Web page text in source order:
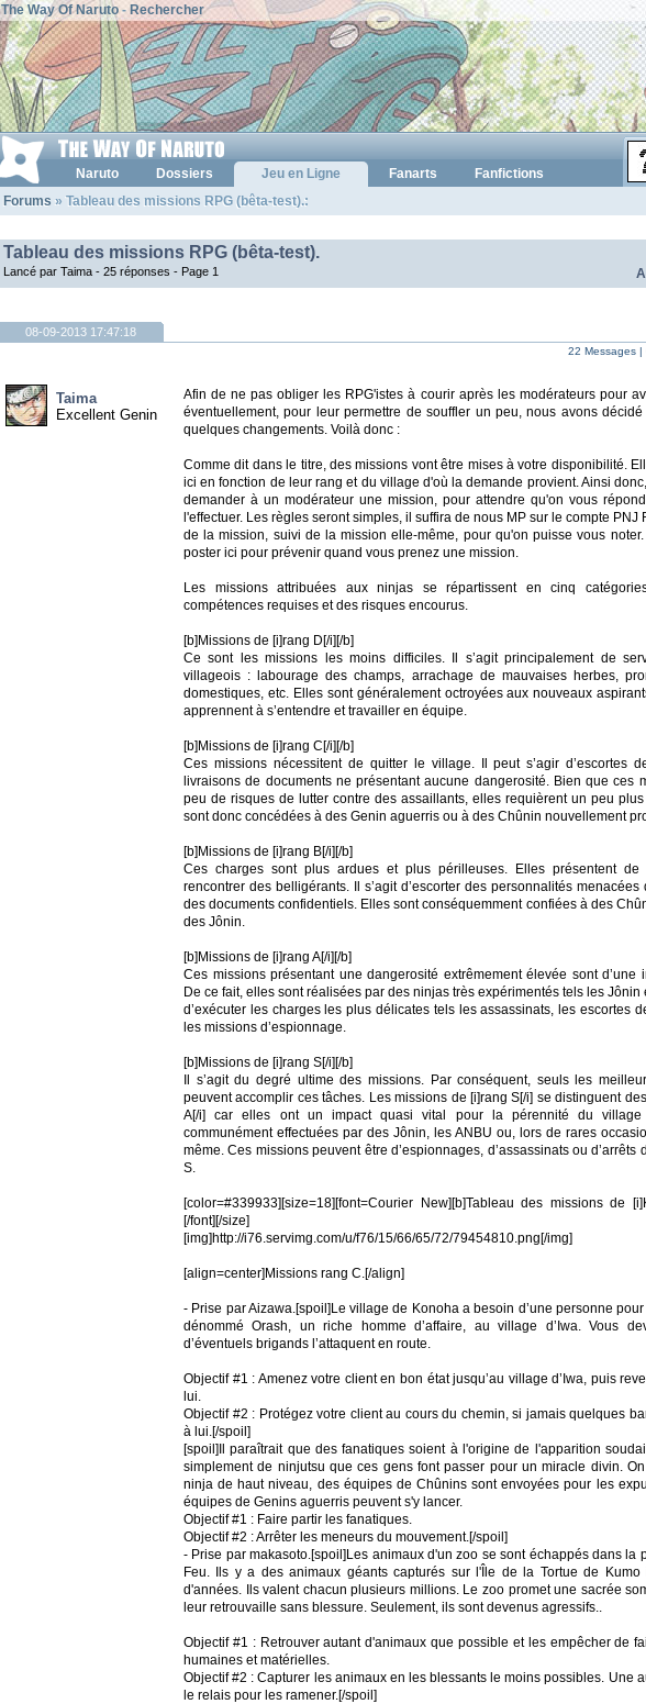
The Way Of Naruto- Rechercher
Naruto Dossiers Jeu en Ligne Fanarts
Fanfictions
Forums » Tableau des missions RPG (bêta-test).:
Tableau des missions RPG (bêta-test).
Lancé par Taima - 25 réponses - Page 1
08-09-2013 17:47:18
Taima
Excellent Genin
22 Messages |
Afin de ne pas obliger les RPG'istes à courir après les modérateurs pour
éventuellement, pour leur permettre de souffler un peu, nous avons
quelques changements. Voilà donc :
Comme dit dans le titre, des missions vont être mises à votre disponibilité.
ici en fonction de leur rang et du village d'où la demande provient. Ainsi
demander à un modérateur une mission, pour attendre qu'on vous
l'effectuer. Les règles seront simples, il suffira de nous MP sur le compte PNJ
de la mission, suivi de la mission elle-même, pour qu'on puisse vous
poster ici pour prévenir quand vous prenez une mission.
Les missions attribuées aux ninjas se répartissent en cinq
compétences requises et des risques encourus.
[b]Missions de [i]rang D[/i][/b]
Ce sont les missions les moins difficiles. Il s’agit principalement de
villageois : labourage des champs, arrachage de mauvaises herbes,
domestiques, etc. Elles sont généralement octroyées aux nouveaux
apprennent à s’entendre et travailler en équipe.
[b]Missions de [i]rang C[/i][/b]
Ces missions nécessitent de quitter le village. Il peut s’agir d’escortes
livraisons de documents ne présentant aucune dangerosité. Bien que ces
peu de risques de lutter contre des assaillants, elles requièrent un peu plus
sont donc concédées à des Genin aguerris ou à des Chûnin nouvellement
[b]Missions de [i]rang B[/i][/b]
Ces charges sont plus ardues et plus périlleuses. Elles présentent de
rencontrer des belligérants. Il s’agit d’escorter des personnalités
des documents confidentiels. Elles sont conséquemment confiées à des
des Jônin.
[b]Missions de [i]rang A[/i][/b]
Ces missions présentant une dangerosité extrêmement élevée sont d’une
De ce fait, elles sont réalisées par des ninjas très expérimentés tels les Jônin
d’exécuter les charges les plus délicates tels les assassinats, les escortes
les missions d’espionnage.
[b]Missions de [i]rang S[/i][/b]
Il s’agit du degré ultime des missions. Par conséquent, seuls les
peuvent accomplir ces tâches. Les missions de [i]rang S[/i] se distinguent
A[/i] car elles ont un impact quasi vital pour la pérennité du village
communément effectuées par des Jônin, les ANBU ou, lors de rares
même. Ces missions peuvent être d’espionnages, d’assassinats ou d’arrêts
S.
[color=#339933][size=18][font=Courier New][b]Tableau des missions de
[/font][/size]
[img]http://i76.servimg.com/u/f76/15/66/65/72/79454810.png[/img]
[align=center]Missions rang C.[/align]
- Prise par Aizawa.[spoil]Le village de Konoha a besoin d’une personne
dénommé Orash, un riche homme d’affaire, au village d’Iwa. Vous
d’éventuels brigands l’attaquent en route.
Objectif #1 : Amenez votre client en bon état jusqu’au village d’Iwa, puis
lui.
Objectif #2 : Protégez votre client au cours du chemin, si jamais quelques
à lui.[/spoil]
[spoil]Il paraîtrait que des fanatiques soient à l'origine de l'apparition
simplement de ninjutsu que ces gens font passer pour un miracle divin.
ninja de haut niveau, des équipes de Chûnins sont envoyées pour les
équipes de Genins aguerris peuvent s'y lancer.
Objectif #1 : Faire partir les fanatiques.
Objectif #2 : Arrêter les meneurs du mouvement.[/spoil]
- Prise par makasoto.[spoil]Les animaux d'un zoo se sont échappés dans la
Feu. Ils y a des animaux géants capturés sur l'Île de la Tortue de
d'années. Ils valent chacun plusieurs millions. Le zoo promet une sacrée
leur retrouvaille sans blessure. Seulement, ils sont devenus agressifs..
Objectif #1 : Retrouver autant d'animaux que possible et les empêcher de
humaines et matérielles.
Objectif #2 : Capturer les animaux en les blessants le moins possibles. Une
le relais pour les ramener.[/spoil]